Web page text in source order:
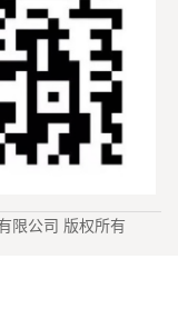
限公司 版权所有